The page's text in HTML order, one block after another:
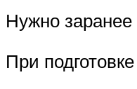
Нужно заранее
При